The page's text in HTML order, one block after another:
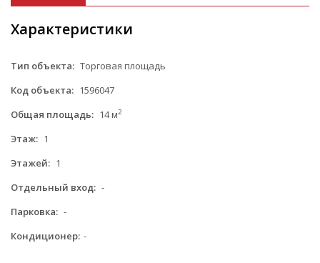
Характеристики
Тип объекта: Торговая площадь
Код объекта: 1596047
Общая площадь: 14 м2
Этаж: 1
Этажей: 1
Отдельный вход: -
Парковка: -
Кондиционер: -